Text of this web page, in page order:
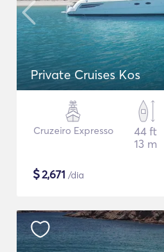
Private Cruises Kos
Cruzeiro Expresso
44 ft
13 m
$2,671 /dia